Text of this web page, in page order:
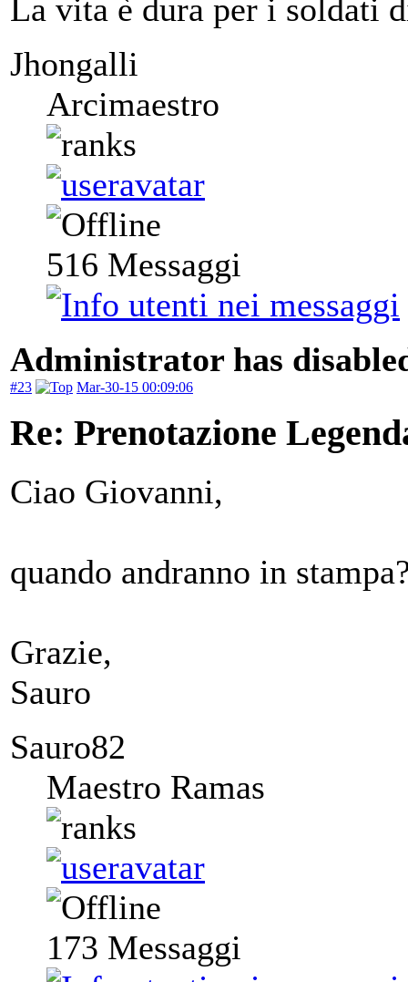
La vita è dura per i soldati
Jhongalli
Arcimaestro
516 Messaggi
Administrator has
#23 Mar-30-15 00:09:06
Re: Prenotazione
Ciao Giovanni,
quando andranno in
Grazie,
Sauro
Sauro82
Maestro Ramas
173 Messaggi